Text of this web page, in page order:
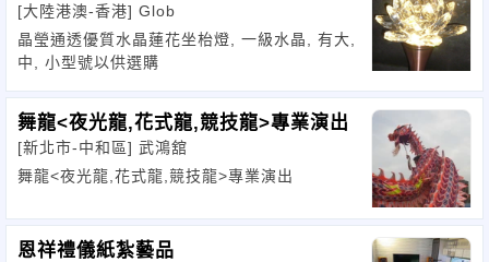
[大陸港澳-香港] Glob
晶瑩通透優質水晶蓮花坐枱燈, 一級水晶, 有大,
中, 小型號以供選購
舞龍<夜光龍,花式龍,競技龍>專業演出
[新北市-中和區] 武鴻舘
舞龍<夜光龍,花式龍,競技龍>專業演出
恩祥禮儀紙紮藝品